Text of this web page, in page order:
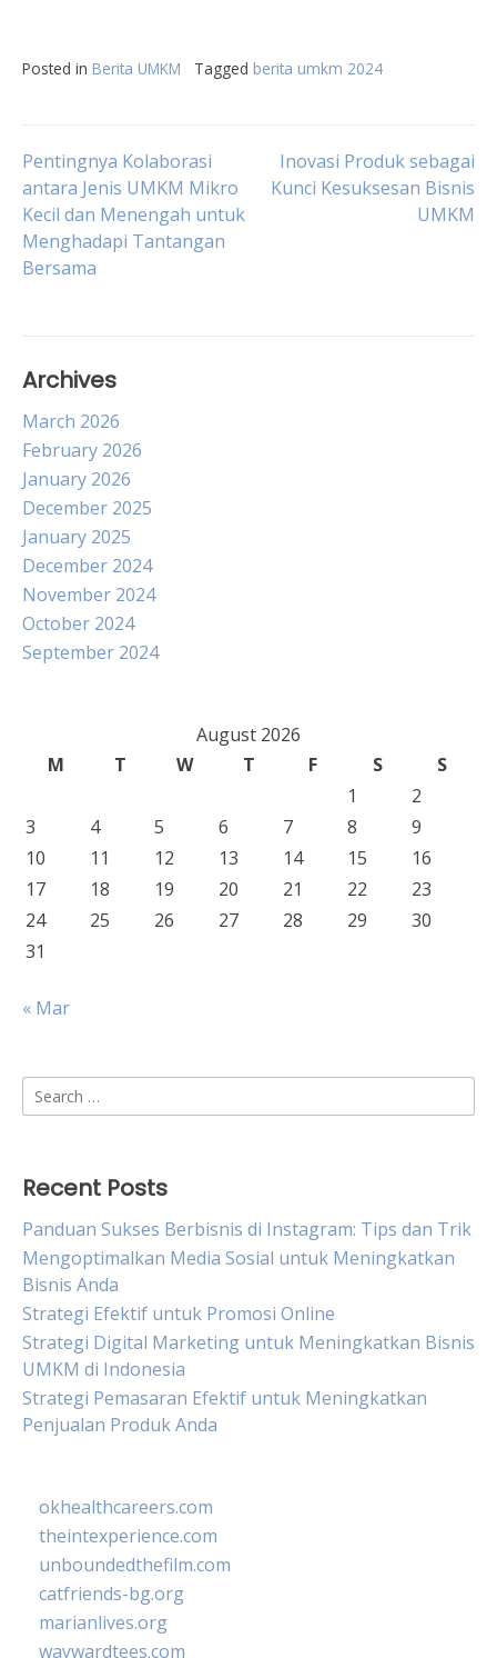
Posted in Berita UMKM Tagged berita umkm 2024
Post
navigation
Pentingnya Kolaborasi
antara Jenis UMKM Mikro
Kecil dan Menengah untuk
Menghadapi Tantangan
Bersama
Inovasi Produk sebagai
Kunci Kesuksesan Bisnis
UMKM
Archives
March 2026
February 2026
January 2026
December 2025
January 2025
December 2024
November 2024
October 2024
September 2024
August 2026
M
T W T F S
S
1
2
3
4 5 6 7 8
9
10
11 12 13 14 15
16
17
18 19 20 21 22
23
24
25 26 27 28 29
30
31
« Mar
Search
for:
Recent Posts
Panduan Sukses Berbisnis di Instagram: Tips dan Trik
Mengoptimalkan Media Sosial untuk Meningkatkan
Bisnis Anda
Strategi Efektif untuk Promosi Online
Strategi Digital Marketing untuk Meningkatkan Bisnis
UMKM di Indonesia
Strategi Pemasaran Efektif untuk Meningkatkan
Penjualan Produk Anda
okhealthcareers.com
theintexperience.com
unboundedthefilm.com
catfriends-bg.org
marianlives.org
waywardtees.com